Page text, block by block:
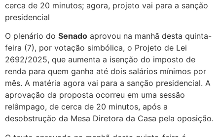
cerca de 20 minutos; agora, projeto vai para a sanção
presidencial
O plenário do Senado aprovou na manhã desta quinta-
feira (7), por votação simbólica, o Projeto de Lei
2692/2025, que aumenta a isenção do imposto de
renda para quem ganha até dois salários mínimos por
mês. A matéria agora vai para a sanção presidencial. A
aprovação da proposta ocorreu em uma sessão
relâmpago, de cerca de 20 minutos, após a
desobstrução da Mesa Diretora da Casa pela oposição.